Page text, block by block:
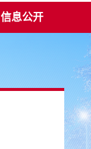
信息公开